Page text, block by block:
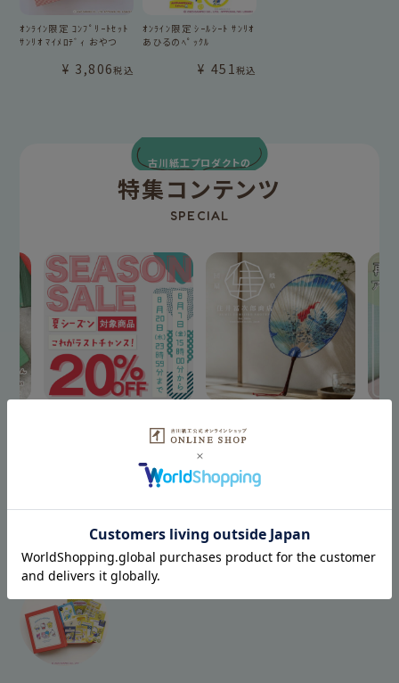
ｵﾝﾗｲﾝ限定 ｺﾝﾌﾟﾘｰﾄｾｯﾄ
ｻﾝﾘｵ ﾏｲﾒﾛﾃﾞｨ おやつ
¥ 3,806税込
ｵﾝﾗｲﾝ限定 ｼｰﾙｼｰﾄ ｻﾝﾘｵ
あひるのﾍﾟｯｸﾙ
¥ 451税込
古川紙工プロダクトの
特集コンテンツ
SPECIAL
最近チェックした商品
HISTORY